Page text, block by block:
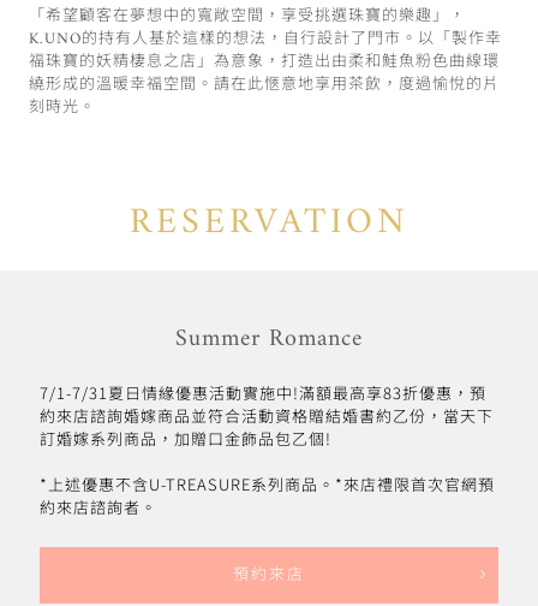
「希望顧客在夢想中的寬敞空間，享受挑選珠寶的樂趣」，
K.UNO的持有人基於這樣的想法，自行設計了門市。以「製作幸
福珠寶的妖精棲息之店」為意象，打造出由柔和鮭魚粉色曲線環
繞形成的溫暖幸福空間。請在此愜意地享用茶飲，度過愉悅的片
刻時光。
RESERVATION
Summer Romance
7/1-7/31夏日情緣優惠活動實施中!滿額最高享83折優惠，預
約來店諮詢婚嫁商品並符合活動資格贈結婚書約乙份，當天下
訂婚嫁系列商品，加贈口金飾品包乙個!
*上述優惠不含U-TREASURE系列商品。*來店禮限首次官網預
約來店諮詢者。
預約來店